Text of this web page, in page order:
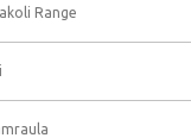
Range